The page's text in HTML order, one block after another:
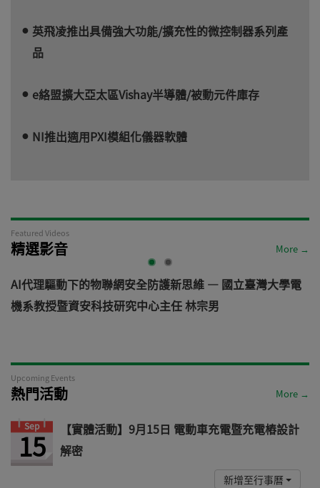
英飛凌推出具備強大功能/擴充性的微控制器系列產
品
e絡盟擴大亞太區Vishay半導體/被動元件庫存
NI推出適用PXI模組化儀器軟體
Featured Videos
精選影音 More →
AI代理驅動下的物聯網安全防護新思維 — 國立臺灣大學電
機系教授暨資安科技研究中心主任 林宗男
Upcoming Events
熱門活動 More →
Sep
15
【實體活動】9月15日 電動車充電暨充電樁設計
解密
新增至行事曆